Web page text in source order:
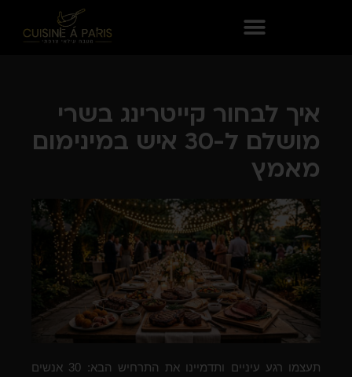
איך לבחור קייטרינג בשרי
מושלם ל-30 איש במינימום
מאמץ
תעצמו רגע עיניים ותדמיינו את התרחיש הבא: 30 אנשים